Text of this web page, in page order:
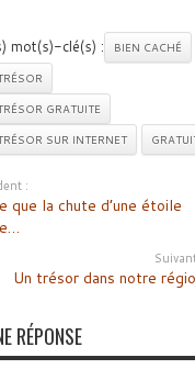
mot(s)-clé(s) :
BIEN CACHÉ
GRATUITE
SUR INTERNET
:
que la chute d’une étoile
Un trésor dans notre
RÉPONSE